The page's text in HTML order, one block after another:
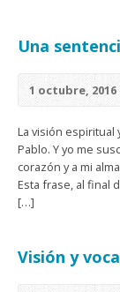
Una
1 octubre, 2016
La visión espiritual
Pablo. Y yo me
corazón y a mi
Esta frase, al final
[…]
Visión y